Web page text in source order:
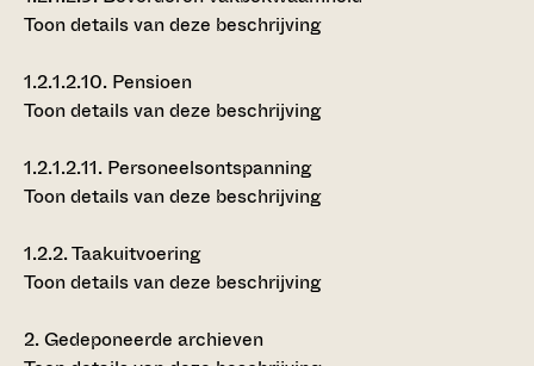
Toon details van deze beschrijving
1.2.1.2.10. Pensioen
Toon details van deze beschrijving
1.2.1.2.11. Personeelsontspanning
Toon details van deze beschrijving
1.2.2.Taakuitvoering
Toon details van deze beschrijving
2.Gedeponeerde archieven